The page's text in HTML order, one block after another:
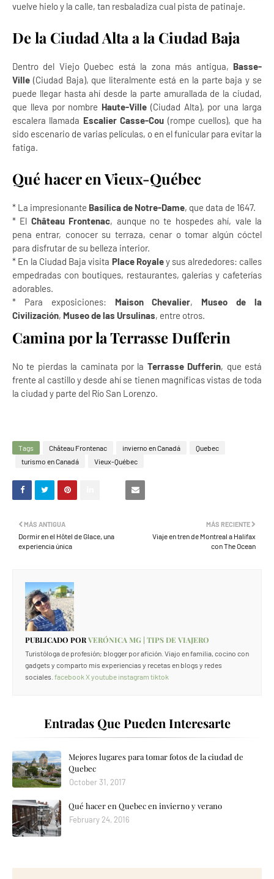
vuelve hielo y la calle, tan resbaladiza cual pista de patinaje.
De la Ciudad Alta a la Ciudad Baja
Dentro del Viejo Quebec está la zona más antigua, Basse-
Ville (Ciudad Baja), que literalmente está en la parte baja y se
puede llegar hasta ahí desde la parte amurallada de la ciudad,
que lleva por nombre Haute-Ville (Ciudad Alta), por una larga
escalera llamada Escalier Casse-Cou (rompe cuellos), que ha
sido escenario de varias películas, o en el funicular para evitar la
fatiga.
Qué hacer en Vieux-Québec
* La impresionante Basílica de Notre-Dame, que data de 1647.
* El Château Frontenac, aunque no te hospedes ahí, vale la
pena entrar, conocer su terraza, cenar o tomar algún cóctel
para disfrutar de su belleza interior.
* En la Ciudad Baja visita Place Royaley sus alrededores: calles
empedradas con boutiques, restaurantes, galerías y cafeterías
adorables.
* Para exposiciones: Maison Chevalier, Museo de la
Civilización, Museo de las Ursulinas, entre otros.
Camina por la Terrasse Dufferin
No te pierdas la caminata por la Terrasse Dufferin, que está
frente al castillo y desde ahí se tienen magníficas vistas de toda
la ciudad y parte del Río San Lorenzo.
Tags Château Frontenac invierno en Canadá
Quebec
turismo en Canadá
Vieux-Québec
MÁS RECIENTE
Viaje en tren de Montreal a Halifax
con The Ocean
MÁS ANTIGUA
Dormir en el Hôtel de Glace, una
experiencia única
PUBLICADO PORVERÓNICA MG | TIPS DE VIAJERO
Turistóloga de profesión; blogger por afición. Viajo en familia, cocino con
gadgets y comparto mis experiencias y recetas en blogs y redes
sociales. facebook Xyoutube instagram tiktok
Entradas Que Pueden Interesarte
Mejores lugares para tomar fotos de la ciudad de
Quebec
October 31, 2017
Qué hacer en Quebec en invierno y verano
February 24, 2016